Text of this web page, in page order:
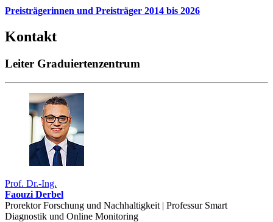
Preisträgerinnen und Preisträger 2014 bis 2026
Kontakt
Leiter Graduiertenzentrum
Prof. Dr.-Ing.
Faouzi Derbel
Prorektor Forschung und Nachhaltigkeit | Professur Smart
Diagnostik und Online Monitoring